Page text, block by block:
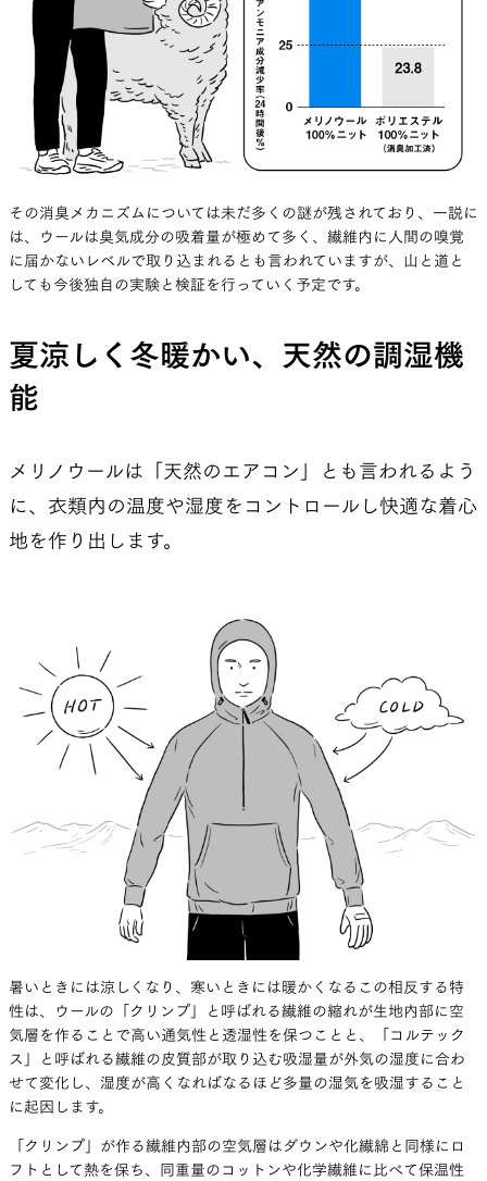
その消臭メカニズムについては未だ多くの謎が残されており、一説に
は、ウールは臭気成分の吸着量が極めて多く、繊維内に人間の嗅覚
に届かないレベルで取り込まれるとも言われていますが、山と道と
しても今後独自の実験と検証を行っていく予定です。
夏涼しく冬暖かい、天然の調湿機
能
メリノウールは「天然のエアコン」とも言われるよう
に、衣類内の温度や湿度をコントロールし快適な着心
地を作り出します。
暑いときには涼しくなり、寒いときには暖かくなるこの相反する特
性は、ウールの「クリンプ」と呼ばれる繊維の縮れが生地内部に空
気層を作ることで高い通気性と透湿性を保つことと、「コルテック
ス」と呼ばれる繊維の皮質部が取り込む吸湿量が外気の湿度に合わ
せて変化し、湿度が高くなればなるほど多量の湿気を吸湿すること
に起因します。
「クリンプ」が作る繊維内部の空気層はダウンや化繊綿と同様にロ
フトとして熱を保ち、同重量のコットンや化学繊維に比べて保温性